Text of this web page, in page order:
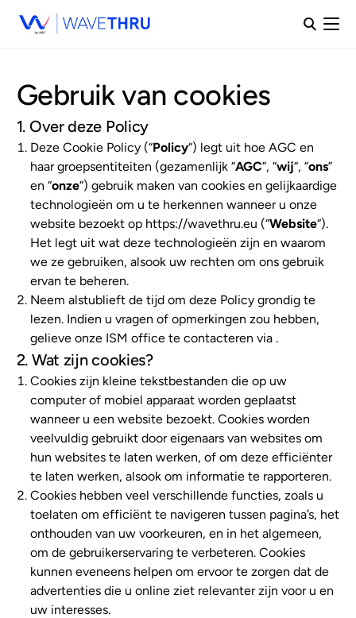
Gebruik van cookies
1. Over deze Policy
Deze Cookie Policy (“Policy“) legt uit hoe AGC en
haar groepsentiteiten (gezamenlijk “AGC”, “wij“, “ons”
en “onze“) gebruik maken van cookies en gelijkaardige
technologieën om u te herkennen wanneer u onze
website bezoekt op https://wavethru.eu (“Website“).
Het legt uit wat deze technologieën zijn en waarom
we ze gebruiken, alsook uw rechten om ons gebruik
ervan te beheren.
Neem alstublieft de tijd om deze Policy grondig te
lezen. Indien u vragen of opmerkingen zou hebben,
gelieve onze ISM office te contacteren via.
2. Wat zijn cookies?
Cookies zijn kleine tekstbestanden die op uw
computer of mobiel apparaat worden geplaatst
wanneer u een website bezoekt. Cookies worden
veelvuldig gebruikt door eigenaars van websites om
hun websites te laten werken, of om deze efficiënter
te laten werken, alsook om informatie te rapporteren.
Cookies hebben veel verschillende functies, zoals u
toelaten om efficiënt te navigeren tussen pagina’s, het
onthouden van uw voorkeuren, en in het algemeen,
om de gebruikerservaring te verbeteren. Cookies
kunnen eveneens helpen om ervoor te zorgen dat de
advertenties die u online ziet relevanter zijn voor u en
uw interesses.
NL